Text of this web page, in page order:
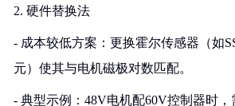
2. 硬件替换法
- 成本较低方案：更换霍尔传感器（如
元）使其与电机磁极对数匹配。
- 典型示例：48V电机配60V控制器时